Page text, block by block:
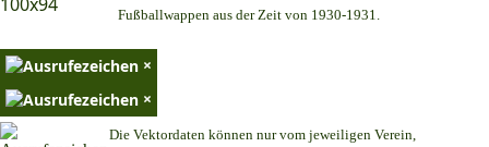
Fußballwappen aus der Zeit von 1930-1931.
×
×
Die Vektordaten können nur vom jeweiligen Verein,